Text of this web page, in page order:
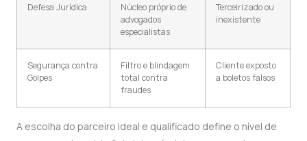
Defesa Jurídica
Núcleo próprio de
advogados
especialistas
Terceirizado ou
inexistente
Segurança contra
Golpes
Filtro e blindagem
total contra
fraudes
Cliente exposto
a boletos falsos
A escolha do parceiro ideal e qualificado define o nível de